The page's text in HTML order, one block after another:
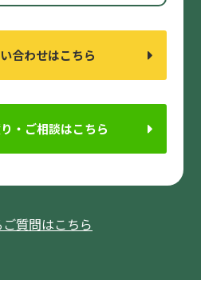
合わせはこちら
・ご相談はこちら
質問はこちら